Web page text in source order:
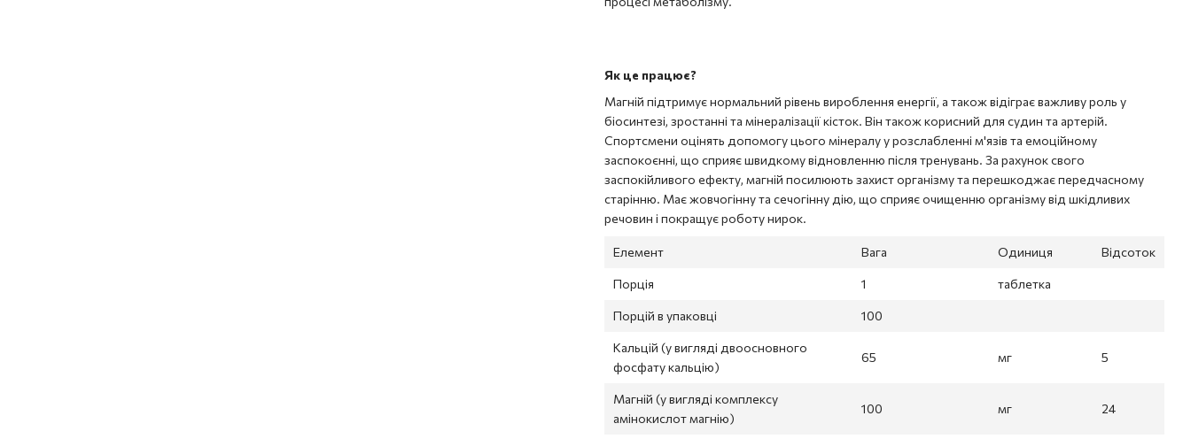
Як це працює?
Магній підтримує нормальний рівень вироблення енергії, а також відіграє важливу роль у
біосинтезі, зростанні та мінералізації кісток. Він також корисний для судин та артерій.
Спортсмени оцінять допомогу цього мінералу у розслабленні м'язів та емоційному
заспокоєнні, що сприяє швидкому відновленню після тренувань. За рахунок свого
заспокійливого ефекту, магній посилюють захист організму та перешкоджає передчасному
старінню. Має жовчогінну та сечогінну дію, що сприяє очищенню організму від шкідливих
речовин і покращує роботу нирок.
Елемент Вага Одиниця Відсоток
Порція 1 таблетка
Порцій в упаковці 100
Кальцій (у вигляді двоосновного
фосфату кальцію)
65 мг 5
Магній (у вигляді комплексу
амінокислот магнію)
100 мг 24